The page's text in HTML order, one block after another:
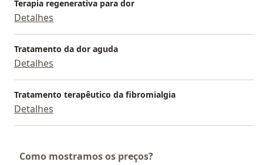
Terapia regenerativa para dor
Detalhes
Tratamento da dor aguda
Detalhes
Tratamento terapêutico da fibromialgia
Detalhes
Como mostramos os preços?